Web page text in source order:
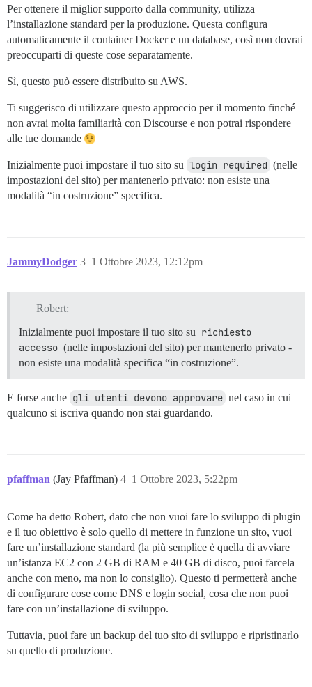
Per ottenere il miglior supporto dalla community, utilizza
l’installazione standard per la produzione. Questa configura
automaticamente il container Docker e un database, così non dovrai
preoccuparti di queste cose separatamente.
Sì, questo può essere distribuito su AWS.
Ti suggerisco di utilizzare questo approccio per il momento finché
non avrai molta familiarità con Discourse e non potrai rispondere
alle tue domande
Inizialmente puoi impostare il tuo sito su login required (nelle
impostazioni del sito) per mantenerlo privato: non esiste una
modalità “in costruzione” specifica.
JammyDodger 1 Ottobre 2023, 12:12pm
3
Robert:
Inizialmente puoi impostare il tuo sito su richiesto
accesso (nelle impostazioni del sito) per mantenerlo privato -
non esiste una modalità specifica “in costruzione”.
E forse anche gli utenti devono approvare nel caso in cui
qualcuno si iscriva quando non stai guardando.
pfaffman (Jay Pfaffman) 1 Ottobre 2023, 5:22pm
4
Come ha detto Robert, dato che non vuoi fare lo sviluppo di plugin
e il tuo obiettivo è solo quello di mettere in funzione un sito, vuoi
fare un’installazione standard (la più semplice è quella di avviare
un’istanza EC2 con 2 GB di RAM e 40 GB di disco, puoi farcela
anche con meno, ma non lo consiglio). Questo ti permetterà anche
di configurare cose come DNS e login social, cosa che non puoi
fare con un’installazione di sviluppo.
Tuttavia, puoi fare un backup del tuo sito di sviluppo e ripristinarlo
su quello di produzione.